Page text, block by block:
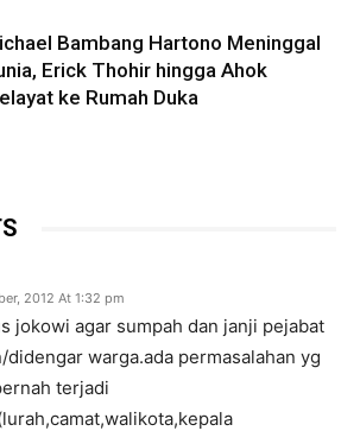
Bambang Hartono Meninggal
Erick Thohir hingga Ahok
ke Rumah Duka
2012 At 1:32 pm
jokowi agar sumpah dan janji pejabat
didengar warga.ada permasalahan yg
terjadi